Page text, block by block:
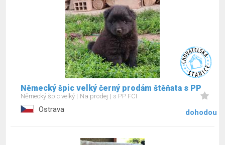
Německý špic velký černý prodám štěňata s PP
Německý špic velký Na prodej s PP FCI
Ostrava dohodou